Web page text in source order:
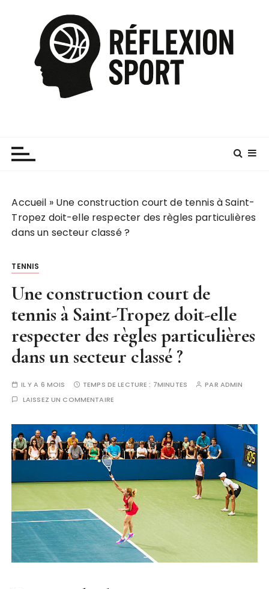
Accueil » Une construction court de tennis à Saint-
Tropez doit-elle respecter des règles particulières
dans un secteur classé ?
TENNIS
Une construction court de
tennis à Saint-Tropez doit-elle
respecter des règles particulières
dans un secteur classé ?
IL Y A 6 MOIS TEMPS DE LECTURE : 7MINUTES PAR ADMIN
LAISSEZ UN COMMENTAIRE